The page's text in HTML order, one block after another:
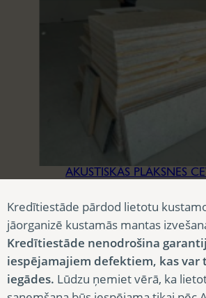
AKUSTISKĀS PLĀKSNES
Kredītiestāde pārdod lietotu
jāorganizē kustamās mantas
Kredītiestāde nenodrošina
iespējamajiem defektiem, kas
iegādes. Lūdzu ņemiet vērā, ka